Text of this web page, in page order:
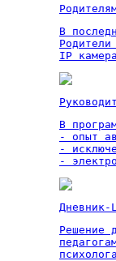
В
IP
В
- опыт
-
-
Дневник-
Решение